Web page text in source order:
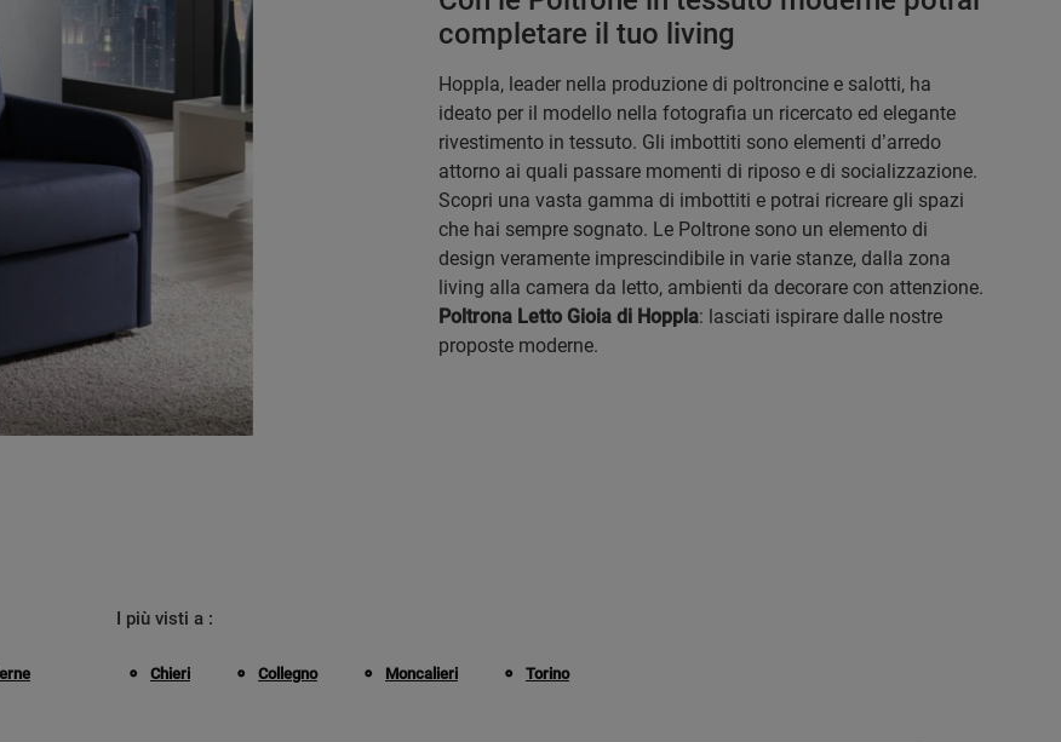
completare il tuo living
Hoppla, leader nella produzione di poltroncine e salotti, ha
ideato per il modello nella fotografia un ricercato ed elegante
rivestimento in tessuto. Gli imbottiti sono elementi d’arredo
attorno ai quali passare momenti di riposo e di socializzazione.
Scopri una vasta gamma di imbottiti e potrai ricreare gli spazi
che hai sempre sognato. Le Poltrone sono un elemento di
design veramente imprescindibile in varie stanze, dalla zona
living alla camera da letto, ambienti da decorare con attenzione.
Poltrona Letto Gioia di Hoppla: lasciati ispirare dalle nostre
proposte moderne.
I più visti a :
Chieri Collegno Moncalieri Torino